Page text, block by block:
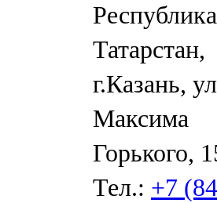
Республика
Татарстан,
г.Казань,
Максима
Горького,
Тел.: +7